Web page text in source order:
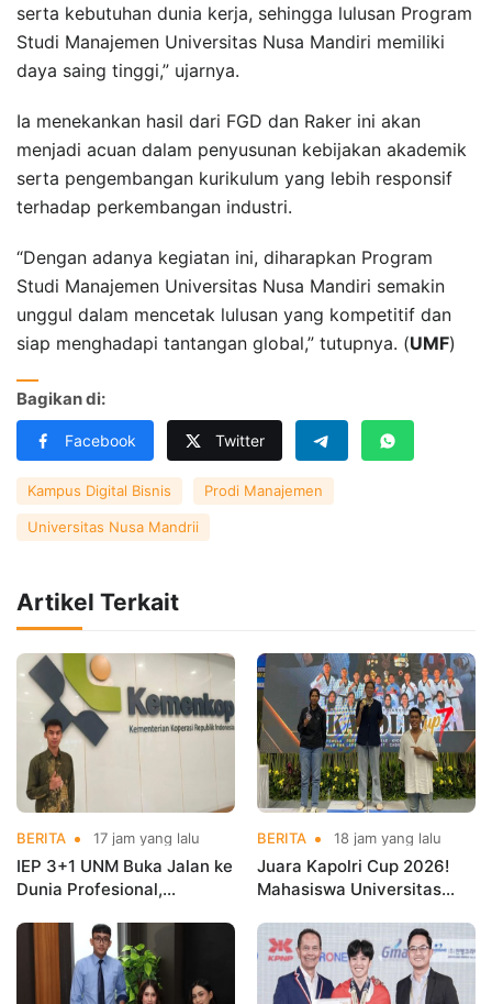
serta kebutuhan dunia kerja, sehingga lulusan Program
Studi Manajemen Universitas Nusa Mandiri memiliki
daya saing tinggi,” ujarnya.
Ia menekankan hasil dari FGD dan Raker ini akan
menjadi acuan dalam penyusunan kebijakan akademik
serta pengembangan kurikulum yang lebih responsif
terhadap perkembangan industri.
“Dengan adanya kegiatan ini, diharapkan Program
Studi Manajemen Universitas Nusa Mandiri semakin
unggul dalam mencetak lulusan yang kompetitif dan
siap menghadapi tantangan global,” tutupnya. (UMF)
Bagikan di:
Facebook Twitter
Kampus Digital Bisnis Prodi Manajemen
Universitas Nusa Mandrii
Artikel Terkait
BERITA 17 jam yang lalu
IEP 3+1 UNM Buka Jalan ke
Dunia Profesional,
Kementerian Koperasi
BERITA 18 jam yang lalu
Juara Kapolri Cup 2026!
Mahasiswa Universitas
Nama Kampus di Kejurnas
Taekwondo